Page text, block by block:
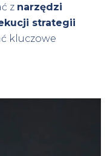
z narzędzi
strategii
kluczowe